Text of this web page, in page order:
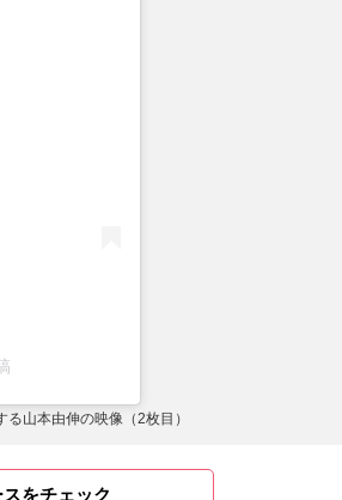
山本由伸の映像（2枚目）
をチェック